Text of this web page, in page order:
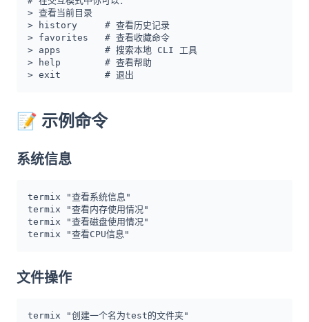
> 查看当前目录
> history     # 查看历史记录
> favorites   # 查看收藏命令
> apps        # 搜索本地 CLI 工具
> help        # 查看帮助
> exit        # 退出
📝 示例命令
系统信息
termix "查看系统信息"
termix "查看内存使用情况"
termix "查看磁盘使用情况"
termix "查看CPU信息"
文件操作
termix "创建一个名为test的文件夹"